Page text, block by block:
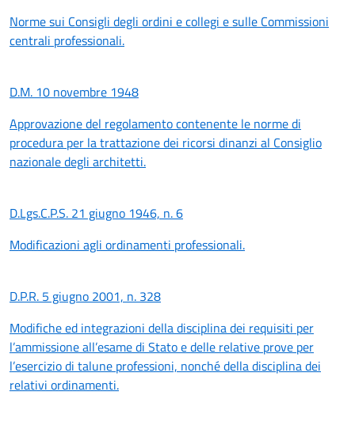
Norme sui Consigli degli ordini e collegi e sulle Commissioni
centrali professionali.
D.M. 10 novembre 1948
Approvazione del regolamento contenente le norme di
procedura per la trattazione dei ricorsi dinanzi al Consiglio
nazionale degli architetti.
D.Lgs.C.P.S. 21 giugno 1946, n. 6
Modificazioni agli ordinamenti professionali.
D.P.R. 5 giugno 2001, n. 328
Modifiche ed integrazioni della disciplina dei requisiti per
l’ammissione all’esame di Stato e delle relative prove per
l’esercizio di talune professioni, nonché della disciplina dei
relativi ordinamenti.